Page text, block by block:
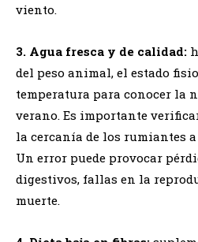
viento.
3. Agua fresca y de calidad:
del peso animal, el estado
temperatura para conocer la
verano. Es importante
la cercanía de los rumiantes
Un error puede provocar
digestivos, fallas en la
muerte.